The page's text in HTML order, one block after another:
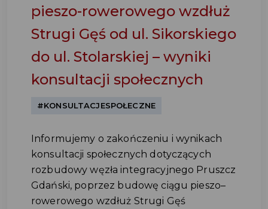
pieszo-rowerowego wzdłuż
Strugi Gęś od ul. Sikorskiego
do ul. Stolarskiej – wyniki
konsultacji społecznych
#KONSULTACJESPOŁECZNE
Informujemy o zakończeniu i wynikach
konsultacji społecznych dotyczących
rozbudowy węzła integracyjnego Pruszcz
Gdański, poprzez budowę ciągu pieszo–
rowerowego wzdłuż Strugi Gęś